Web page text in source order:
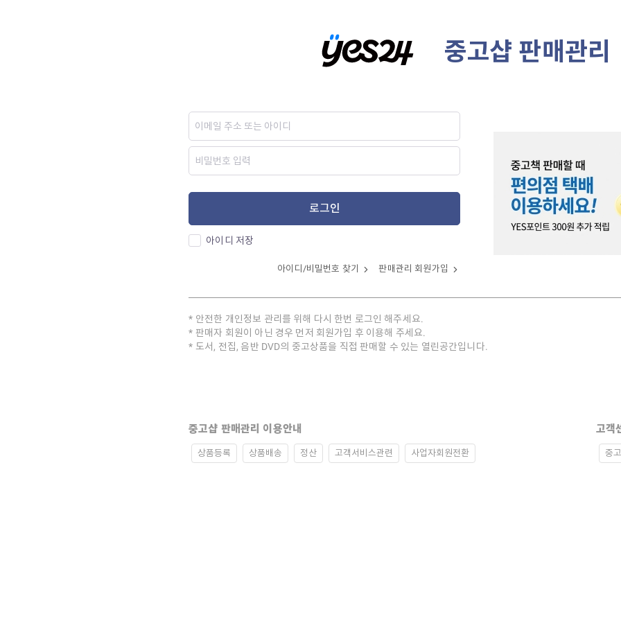
중고샵 판매관리
로그인
아이디 저장
아이디/비밀번호 찾기 판매관리 회원가입
안전한 개인정보 관리를 위해 다시 한번 로그인 해주세요.
판매자 회원이 아닌 경우 먼저 회원가입 후 이용해 주세요.
도서, 전집, 음반 DVD의 중고상품을 직접 판매할 수 있는 열린공간입니다.
중고샵 판매관리 이용안내
상품등록 상품배송 정산 고객서비스관련 사업자회원전환
고객
중